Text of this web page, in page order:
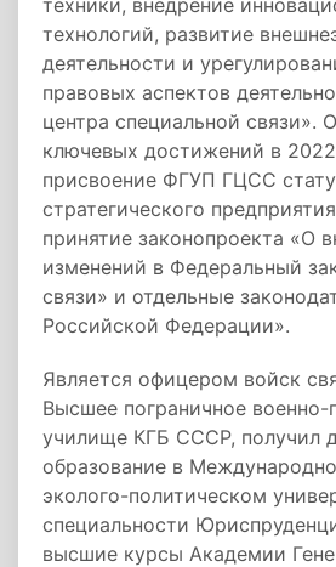
техники, внедрение
технологий, развитие
деятельности и
правовых аспектов
центра специальной связи».
ключевых достижений в
присвоение ФГУП ГЦСС
стратегического
принятие законопроекта «О
изменений в Федеральный
связи» и отдельные
Российской Федерации».
Является офицером войск
Высшее пограничное военно-
училище КГБ СССР, получил
образование в
эколого-политическом
специальности
высшие курсы Академии